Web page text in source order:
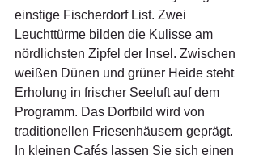
einstige Fischerdorf List. Zwei
Leuchttürme bilden die Kulisse am
nördlichsten Zipfel der Insel. Zwischen
weißen Dünen und grüner Heide steht
Erholung in frischer Seeluft auf dem
Programm. Das Dorfbild wird von
traditionellen Friesenhäusern geprägt.
In kleinen Cafés lassen Sie sich einen